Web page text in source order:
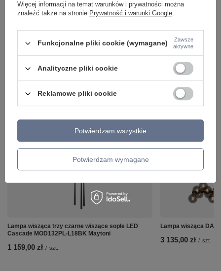
ZOBACZ RÓWNIEŻ
Lampa wisząca trzy czarne wiszące sople LED
Cascade MOD132PL-L18BK Maytoni
1 159,00 zł / szt.
Lampa wisząca
3 135,00 zł / szt.
Więcej informacji na temat warunków i prywatności można
znaleźć także na stronie Prywatność i warunki Google.
Funkcjonalne pliki cookie (wymagane)
Zawsze
aktywne
Analityczne pliki cookie
Reklamowe pliki cookie
Potwierdzam wymagane
Potwierdzam wszystkie